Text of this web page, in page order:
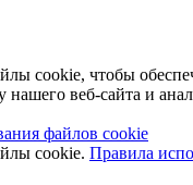
cookie, чтобы
веб-сайта и
файлов cookie
cookie. Правила